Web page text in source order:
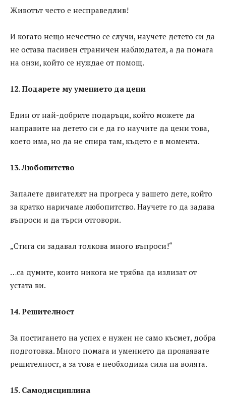
Животът често е несправедлив!
И когато нещо нечестно се случи, научете детето си да
не остава пасивен страничен наблюдател, а да помага
на онзи, който се нуждае от помощ.
12. Подарете му умението да цени
Един от най-добрите подаръци, който можете да
направите на детето си е да го научите да цени това,
което има, но да не спира там, където е в момента.
13. Любопитство
Запалете двигателят на прогреса у вашето дете, който
за кратко наричаме любопитство. Научете го да задава
въпроси и да търси отговори.
„Стига си задавал толкова много въпроси!“
…са думите, които никога не трябва да излизат от
устата ви.
14. Решителност
За постигането на успех е нужен не само късмет, добра
подготовка. Много помага и умението да проявявате
решителност, а за това е необходима сила на волята.
15. Самодисциплина